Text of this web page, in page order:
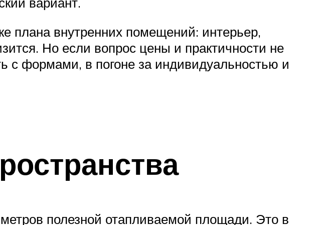
плана внутренних помещений: интерьер,
Но если вопрос цены и практичности не
с формами, в погоне за индивидуальностью и
полезной отапливаемой площади. Это в